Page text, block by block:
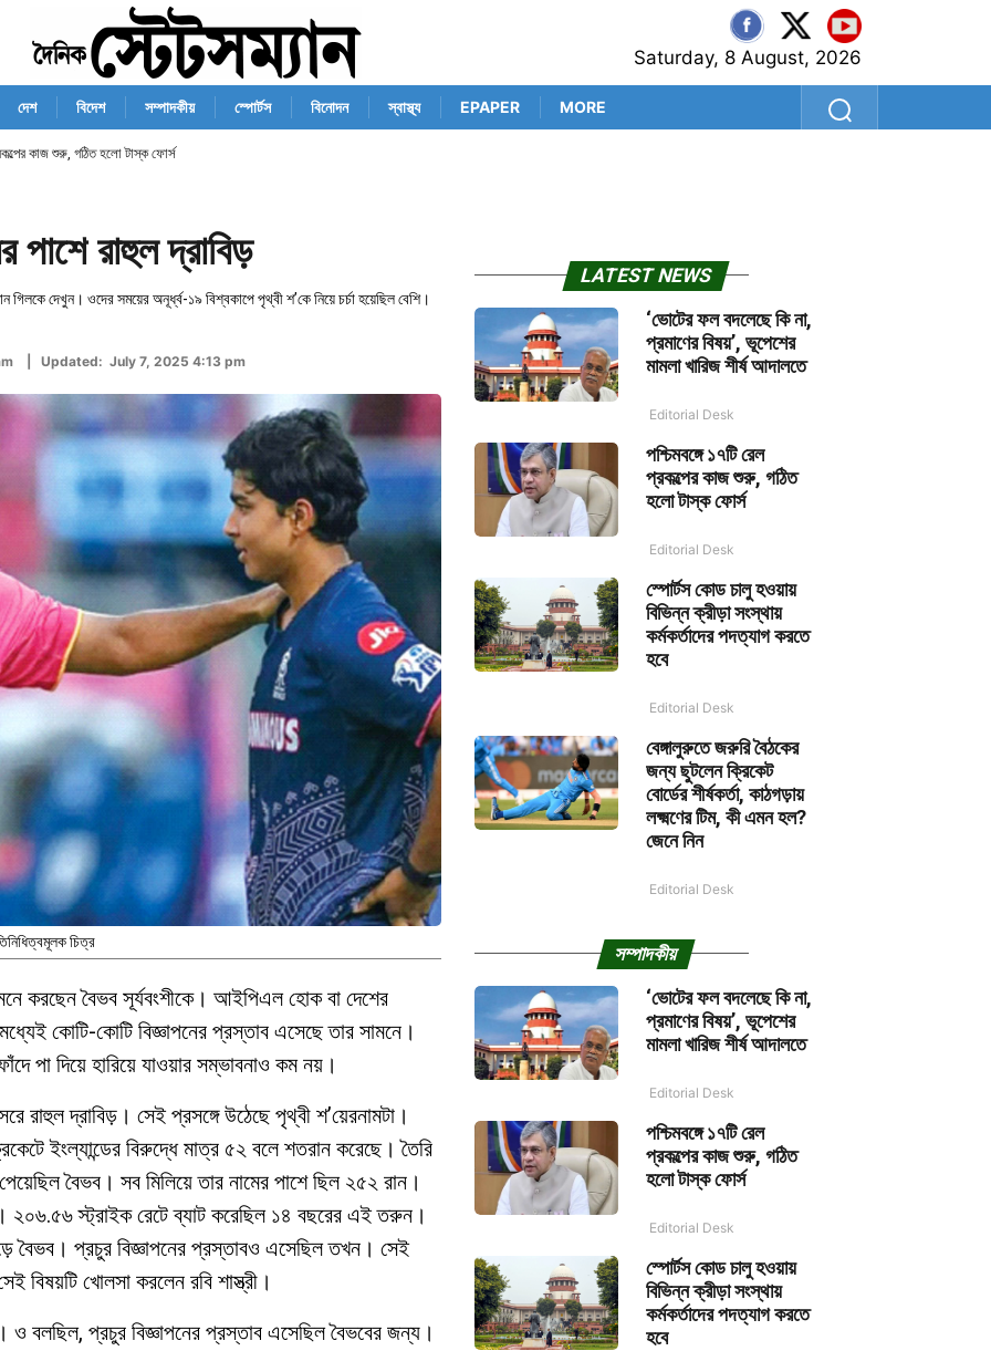
Saturday, 8 August, 2026
দেশ বিদেশ সম্পাদকীয় স্পোর্টস বিনোদন স্বাস্থ্য EPAPER MORE
কাজ শুরু, গঠিত হলো টাস্ক ফোর্স
পাশে রাহুল দ্রাবিড়
দেখুন। ওদের সময়ের অনূর্ধ্ব-১৯ বিশ্বকাপে পৃথ্বী শ’কে নিয়ে চর্চা হয়েছিল বেশি।
| Updated: July 7, 2025 4:13 pm
চিত্র
করছেন বৈভব সূর্যবংশীকে। আইপিএল হোক বা দেশের
কোটি-কোটি বিজ্ঞাপনের প্রস্তাব এসেছে তার সামনে।
পা দিয়ে হারিয়ে যাওয়ার সম্ভাবনাও কম নয়।
রাহুল দ্রাবিড়। সেই প্রসঙ্গে উঠেছে পৃথ্বী শ’য়েরনামটা।
ইংল্যান্ডের বিরুদ্ধে মাত্র ৫২ বলে শতরান করেছে। তৈরি
বৈভব। সব মিলিয়ে তার নামের পাশে ছিল ২৫২ রান।
স্ট্রাইক রেটে ব্যাট করেছিল ১৪ বছরের এই তরুন।
প্রচুর বিজ্ঞাপনের প্রস্তাবও এসেছিল তখন। সেই
বিষয়টি খোলসা করলেন রবি শাস্ত্রী।
ও বলছিল, প্রচুর বিজ্ঞাপনের প্রস্তাব এসেছিল বৈভবের জন্য।
LATEST NEWS
‘ভোটের ফল বদলেছে কি না,
প্রমাণের বিষয়’, ভূপেশের
মামলা খারিজ শীর্ষ আদালতে
Editorial Desk
পশ্চিমবঙ্গে ১৭টি রেল
প্রকল্পের কাজ শুরু, গঠিত
হলো টাস্ক ফোর্স
Editorial Desk
স্পোর্টস কোড চালু হওয়ায়
বিভিন্ন ক্রীড়া সংস্থায়
কর্মকর্তাদের পদত্যাগ করতে
হবে
Editorial Desk
বেঙ্গালুরুতে জরুরি বৈঠকের
জন্য ছুটলেন ক্রিকেট
বোর্ডের শীর্ষকর্তা, কাঠগড়ায়
লক্ষ্মণের টিম, কী এমন হল?
জেনে নিন
Editorial Desk
সম্পাদকীয়
‘ভোটের ফল বদলেছে কি না,
প্রমাণের বিষয়’, ভূপেশের
মামলা খারিজ শীর্ষ আদালতে
Editorial Desk
পশ্চিমবঙ্গে ১৭টি রেল
প্রকল্পের কাজ শুরু, গঠিত
হলো টাস্ক ফোর্স
Editorial Desk
স্পোর্টস কোড চালু হওয়ায়
বিভিন্ন ক্রীড়া সংস্থায়
কর্মকর্তাদের পদত্যাগ করতে
হবে